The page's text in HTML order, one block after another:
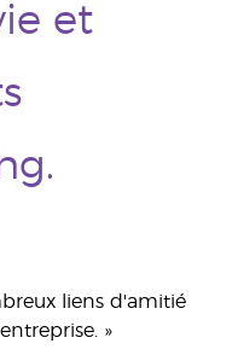
et
liens d'amitié
»